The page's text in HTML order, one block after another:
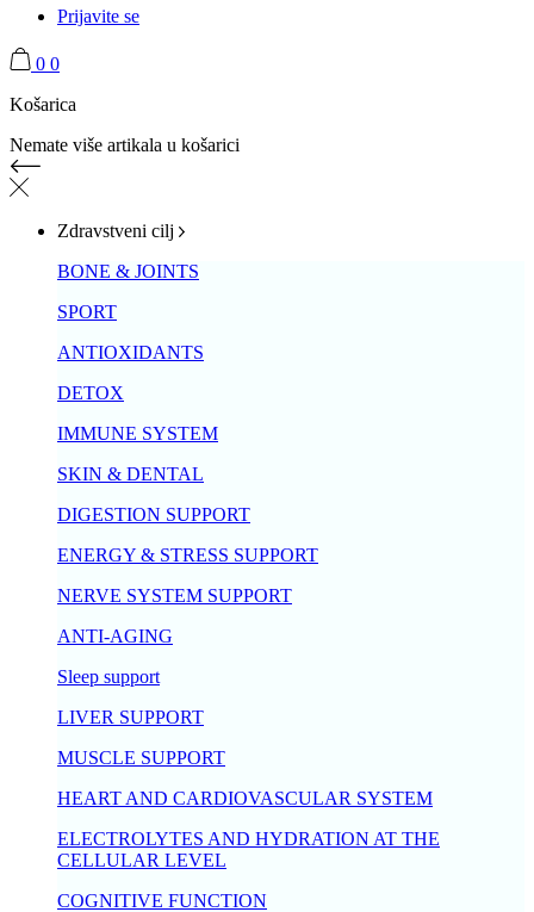
Prijavite se
0 0
Košarica
Nemate više artikala u košarici
Zdravstveni cilj
BONE & JOINTS
SPORT
ANTIOXIDANTS
DETOX
IMMUNE SYSTEM
SKIN & DENTAL
DIGESTION SUPPORT
ENERGY & STRESS SUPPORT
NERVE SYSTEM SUPPORT
ANTI-AGING
Sleep support
LIVER SUPPORT
MUSCLE SUPPORT
HEART AND CARDIOVASCULAR SYSTEM
ELECTROLYTES AND HYDRATION AT THE
CELLULAR LEVEL
COGNITIVE FUNCTION